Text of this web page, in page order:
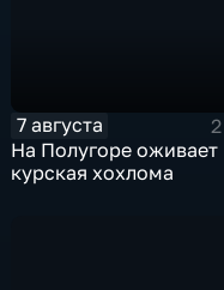
7 августа
На Полугоре оживает
курская хохлома